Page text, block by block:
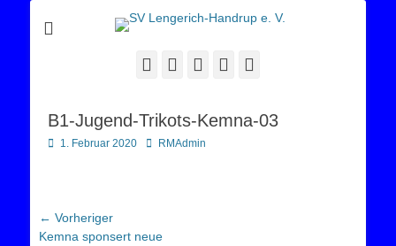
SV Lengerich-
Handrup e. V.
Sportverein Lengerich Handrup
Facebook
Twitter YouTube
B1-Jugend-Trikots-Kemna-03
Posted
1. Februar 2020 AutorRMAdmin
Beitragsnavigation
← Vorheriger
Vorheriger
Kemna sponsert neue